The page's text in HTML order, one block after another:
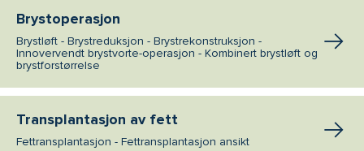
Brystoperasjon
Brystløft - Brystreduksjon - Brystrekonstruksjon -
Innovervendt brystvorte-operasjon - Kombinert brystløft og
brystforstørrelse
Transplantasjon av fett
Fettransplantasjon - Fettransplantasjon ansikt